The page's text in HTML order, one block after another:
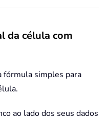
da célula com
fórmula simples para
ao lado dos seus dados